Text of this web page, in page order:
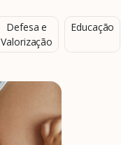
Defesa e
Valorização
Educação